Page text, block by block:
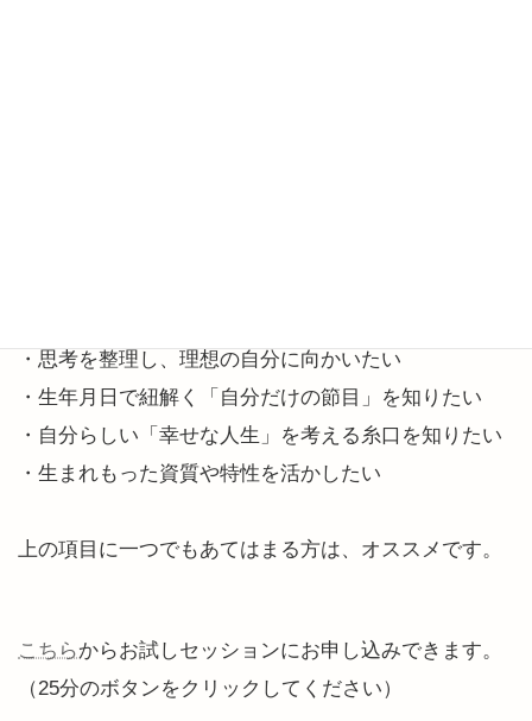
・思考を整理し、理想の自分に向かいたい
・生年月日で紐解く「自分だけの節目」を知りたい
・自分らしい「幸せな人生」を考える糸口を知りたい
・生まれもった資質や特性を活かしたい
上の項目に一つでもあてはまる方は、オススメです。
こちらからお試しセッションにお申し込みできます。
（25分のボタンをクリックしてください）